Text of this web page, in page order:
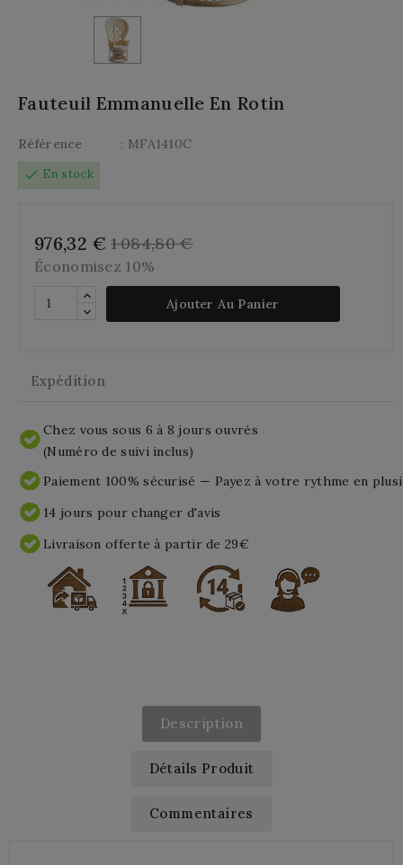
Fauteuil Emmanuelle En Rotin
Référence
: MFA1410C
check En stock
976,32 € 1 084,80 €
Économisez 10%
Ajouter Au Panier
Expédition
Chez vous sous 6 à 8 jours ouvrés
(Numéro de suivi inclus)
Paiement 100% sécurisé — Payez à votre rythme en
14 jours pour changer d'avis
Livraison offerte à partir de 29€
Description
Détails Produit
Commentaires